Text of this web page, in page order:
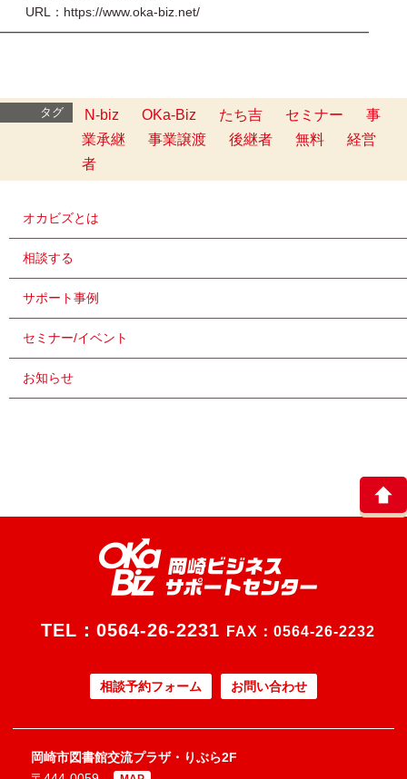
URL：https://www.oka-biz.net/
━━━━━━━━━━━━━━━━━━━━━━━━━━━━━
タグ N-biz OKa-Biz たち吉 セミナー
事
業承継
事業譲渡 後継者 無料
経営
者
オカビズとは
相談する
サポート事例
セミナー/イベント
お知らせ
TEL： 0564-26-2231 FAX：0564-26-2232
相談予約フォーム お問い合わせ
岡崎市図書館交流プラザ・りぶら2F